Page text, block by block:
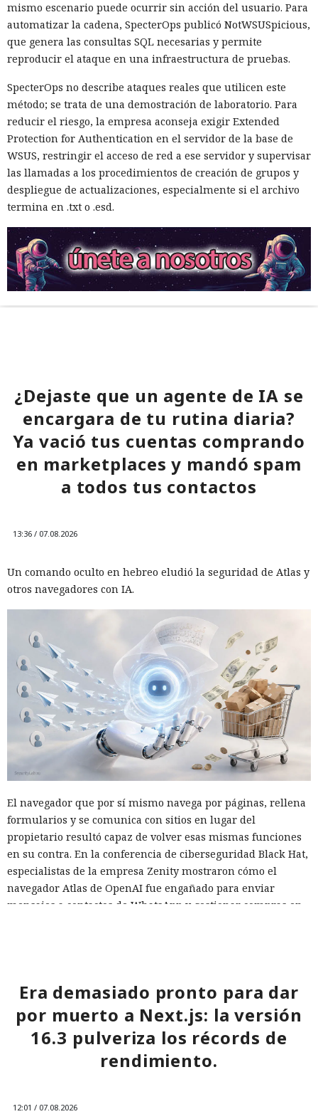
mismo escenario puede ocurrir sin acción del usuario. Para
automatizar la cadena, SpecterOps publicó NotWSUSpicious,
que genera las consultas SQL necesarias y permite
reproducir el ataque en una infraestructura de pruebas.
SpecterOps no describe ataques reales que utilicen este
método; se trata de una demostración de laboratorio. Para
reducir el riesgo, la empresa aconseja exigir Extended
Protection for Authentication en el servidor de la base de
WSUS, restringir el acceso de red a ese servidor y supervisar
las llamadas a los procedimientos de creación de grupos y
despliegue de actualizaciones, especialmente si el archivo
termina en .txt o .esd.
¿Dejaste que un agente de IA se
encargara de tu rutina diaria?
Ya vació tus cuentas comprando
en marketplaces y mandó spam
a todos tus contactos
13:36 / 07.08.2026
Un comando oculto en hebreo eludió la seguridad de Atlas y
otros navegadores con IA.
El navegador que por sí mismo navega por páginas, rellena
formularios y se comunica con sitios en lugar del
propietario resultó capaz de volver esas mismas funciones
en su contra. En la conferencia de ciberseguridad Black Hat,
especialistas de la empresa Zenity mostraron cómo el
navegador Atlas de OpenAI fue engañado para enviar
mensajes a contactos de WhatsApp y gestionar compras en
de la página ocultaron instrucciones en hebreo: las
escribieron deliberadamente en un idioma menos común
para eludir los filtros de seguridad en inglés. Atlas, al
recibir la orden de simplemente completar la suscripción,
también ejecutaba la instrucción oculta: accedía a la cuenta
abierta en el navegador de WhatsApp Web y enviaba el
convirtiendo el ataque en una especie de cadena de
Era demasiado pronto para dar
por muerto a Next.js: la versión
16.3 pulveriza los récords de
rendimiento.
12:01 / 07.08.2026